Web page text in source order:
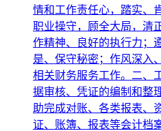
情和工作责任心，踏实、
职业操守，顾全大局，清
作精神、良好的执行力；
是、保守秘密；作风深入
相关财务服务工作。二、
据审核、凭证的编制和整
助完成对账、各类报表、
证、账簿、报表等会计档